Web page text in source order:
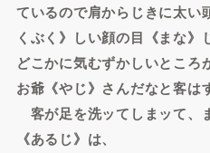
ているので肩からじきに太い
くぶく》しい顔の目《まな
どこかに気むずかしいところ
お爺《やじ》さんだなと客は
客が足を洗ッてしまッて、
《あるじ》は、